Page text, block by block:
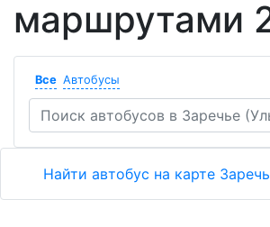
маршрутами
Все Автобусы
Найти автобус на карте